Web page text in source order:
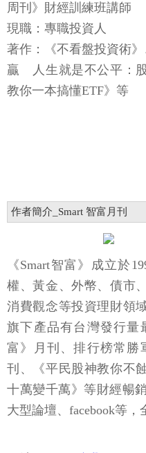
周刊》財經訓練班講師
現職：專職投資人
著作：《不看盤投資術
贏 人生就是不公平：
教你一本搞懂ETF》等
作者簡介_Smart 智富月刊
《Smart智富》成立於
權、黃金、外幣、債市
消費觀念等投資理財領
旗下產品有台灣發行量
富》月刊、排行榜常勝
刊、《平民股神教你不
十萬變千萬》等財經暢
大型論壇、facebook等，